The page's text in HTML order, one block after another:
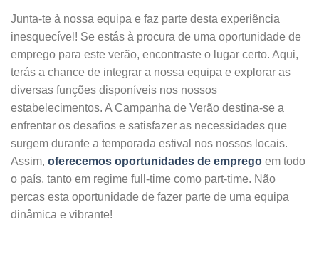
Junta-te à nossa equipa e faz parte desta experiência
inesquecível! Se estás à procura de uma oportunidade de
emprego para este verão, encontraste o lugar certo. Aqui,
terás a chance de integrar a nossa equipa e explorar as
diversas funções disponíveis nos nossos
estabelecimentos. A Campanha de Verão destina-se a
enfrentar os desafios e satisfazer as necessidades que
surgem durante a temporada estival nos nossos locais.
Assim, oferecemos oportunidades de emprego em todo
o país, tanto em regime full-time como part-time. Não
percas esta oportunidade de fazer parte de uma equipa
dinâmica e vibrante!